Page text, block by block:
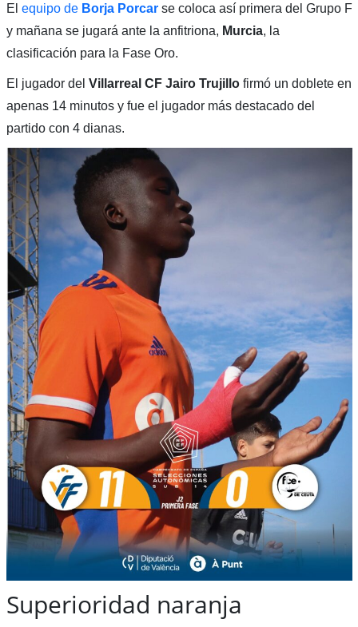
El equipo de Borja Porcarse coloca así primera del Grupo F
y mañana se jugará ante la anfitriona, Murcia, la
clasificación para la Fase Oro.
El jugador del Villarreal CF Jairo Trujillofirmó un doblete en
apenas 14 minutos y fue el jugador más destacado del
partido con 4 dianas.
Superioridad naranja